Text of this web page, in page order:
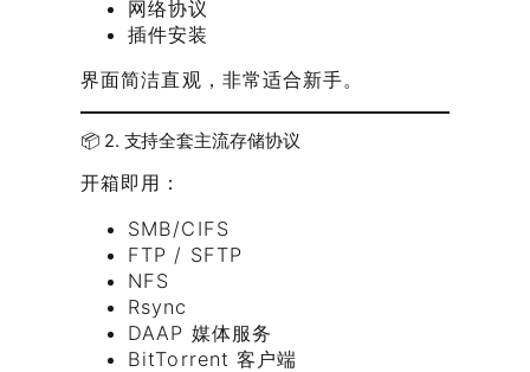
网络协议
插件安装
界面简洁直观，非常适合新手。
📦 2. 支持全套主流存储协议
开箱即用：
SMB/CIFS
FTP / SFTP
NFS
Rsync
DAAP 媒体服务
BitTorrent 客户端